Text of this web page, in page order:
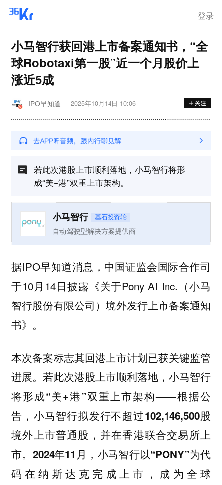
登录
小马智行获回港上市备案通知书，“全
球Robotaxi第一股”近一个月股价上
涨近5成
IPO早知道 2025年10月14日 10:06
若此次港股上市顺利落地，小马智行将形
成“美+港”双重上市架构。
小马智行 基石投资轮
自动驾驶型解决方案提供商
据IPO早知道消息，中国证监会国际合作司
于10月14日披露《关于Pony AI Inc.（小马
智行股份有限公司）境外发行上市备案通知
书》。
本次备案标志其回港上市计划已获关键监管
进展。若此次港股上市顺利落地，小马智行
将形成“美+港”双重上市架构——根据公
告，小马智行拟发行不超过102,146,500股
境外上市普通股，并在香港联合交易所上
市。2024年11月，小马智行以“PONY”为代
码在纳斯达克完成上市，成为全球